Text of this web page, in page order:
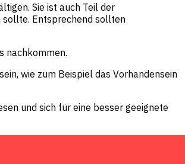
Sie ist auch Teil der
sollte. Entsprechend sollten
nachkommen.
wie zum Beispiel das Vorhandensein
und sich für eine besser geeignete